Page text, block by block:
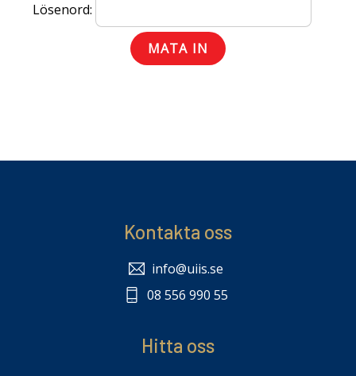
Lösenord:
Kontakta oss
info@uiis.se
08 556 990 55
Hitta oss